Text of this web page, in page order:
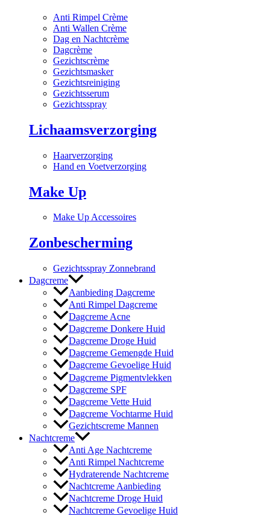
Anti Rimpel Crème
Anti Wallen Crème
Dag en Nachtcrème
Dagcrème
Gezichtscrème
Gezichtsmasker
Gezichtsreiniging
Gezichtsserum
Gezichtsspray
Lichaamsverzorging
Haarverzorging
Hand en Voetverzorging
Make Up
Make Up Accessoires
Zonbescherming
Gezichtsspray Zonnebrand
Dagcreme
Aanbieding Dagcreme
Anti Rimpel Dagcreme
Dagcreme Acne
Dagcreme Donkere Huid
Dagcreme Droge Huid
Dagcreme Gemengde Huid
Dagcreme Gevoelige Huid
Dagcreme Pigmentvlekken
Dagcreme SPF
Dagcreme Vette Huid
Dagcreme Vochtarme Huid
Gezichtscreme Mannen
Nachtcreme
Anti Age Nachtcreme
Anti Rimpel Nachtcreme
Hydraterende Nachtcreme
Nachtcreme Aanbieding
Nachtcreme Droge Huid
Nachtcreme Gevoelige Huid